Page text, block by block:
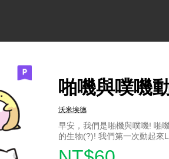
啪嘰與噗嘰
沃米埃德
早安，我們是啪機與噗嘰! 啪
的生物(?)! 我們第一次動起來